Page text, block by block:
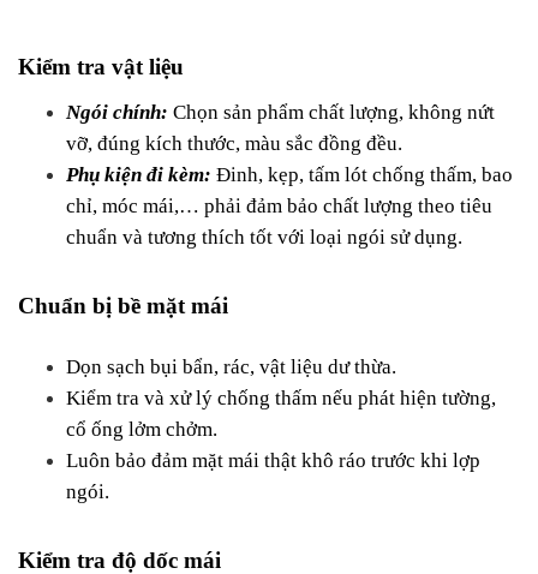
Kiểm tra vật liệu
Ngói chính: Chọn sản phẩm chất lượng, không nứt
vỡ, đúng kích thước, màu sắc đồng đều.
Phụ kiện đi kèm: Đinh, kẹp, tấm lót chống thấm, bao
chỉ, móc mái,… phải đảm bảo chất lượng theo tiêu
chuẩn và tương thích tốt với loại ngói sử dụng.
Chuẩn bị bề mặt mái
Dọn sạch bụi bẩn, rác, vật liệu dư thừa.
Kiểm tra và xử lý chống thấm nếu phát hiện tường,
cổ ống lởm chởm.
Luôn bảo đảm mặt mái thật khô ráo trước khi lợp
ngói.
Kiểm tra độ dốc mái